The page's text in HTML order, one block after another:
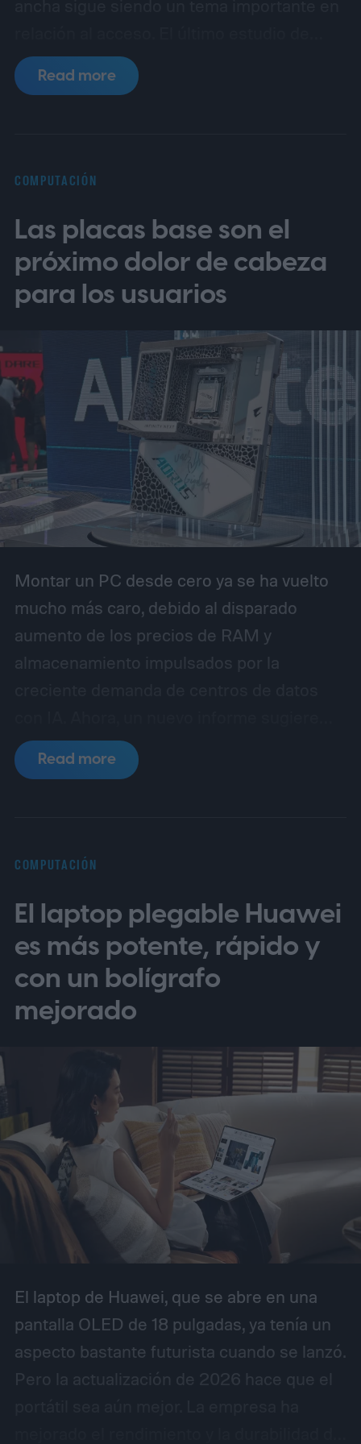
NetCredit revela los países donde la banda
ancha es más barata y costosa en relación
Read more
COMPUTACIÓN
Las placas base son el
próximo dolor de cabeza
para los usuarios
Montar un PC desde cero ya se ha vuelto
mucho más caro, debido al disparado
aumento de los precios de RAM y
almacenamiento impulsados por la
que los precios de las placas base podrían
pronto aumentar aún más los costes, con
por ciento.
Read more
COMPUTACIÓN
El laptop plegable Huawei
es más potente, rápido y
con un bolígrafo
mejorado
El laptop de Huawei, que se abre en una
pantalla OLED de 18 pulgadas, ya tenía un
aspecto bastante futurista cuando se lanzó.
Pero la actualización de 2026 hace que el